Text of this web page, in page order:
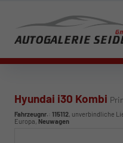
Hyundai i30 Kombi
Fahrzeugnr.: 115112, unverbindliche
Europa, Neuwagen